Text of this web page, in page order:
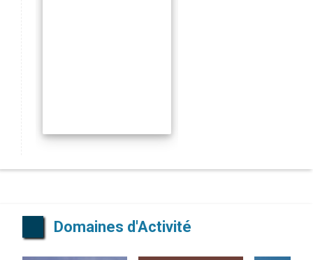
Domaines d'Activité